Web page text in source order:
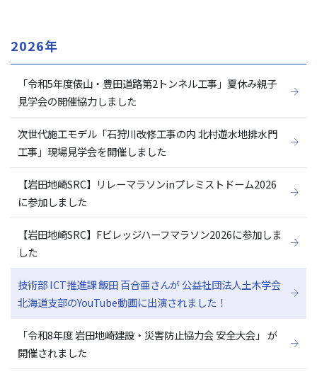
2026年
「令和5年度俵山・豊田道路第2トンネル工事」夏休み親子
見学会の開催協力しました
次世代施工モデル「石狩川改修工事の内 北村遊水地排水門
工事」現場見学会を開催しました
【岩田地崎SRC】リレーマラソンinプレミストドーム2026
に参加しました
【岩田地崎SRC】Fビレッジハーフマラソン2026に参加しま
した
技術部 ICT推進課 飯田 百合亜さんが 公益社団法人土木学会
北海道支部のYouTube動画に出演されました！
「令和8年度 岩田地崎建設・災害防止協力会 安全大会」 が
開催されました